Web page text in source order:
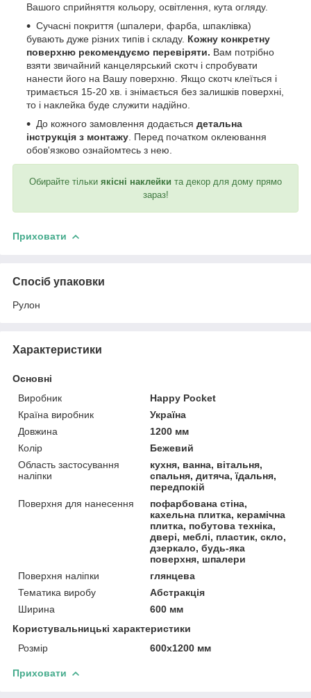
Вашого сприйняття кольору, освітлення, кута огляду.
Сучасні покриття (шпалери, фарба, шпаклівка)
бувають дуже різних типів і складу. Кожну конкретну
поверхню рекомендуємо перевіряти. Вам потрібно
взяти звичайний канцелярський скотч і спробувати
нанести його на Вашу поверхню. Якщо скотч клеїться і
тримається 15-20 хв. і знімається без залишків поверхні,
то і наклейка буде служити надійно.
До кожного замовлення додається детальна
інструкція з монтажу . Перед початком оклеювання
обов'язково ознайомтесь з нею.
Обирайте тільки якісні наклейки та декор для дому прямо
зараз!
Приховати
Спосіб упаковки
Рулон
Характеристики
Основні
Виробник
Happy Pocket
Країна виробник
Україна
Довжина
1200 мм
Колір
Бежевий
Область застосування
наліпки
кухня, ванна, вітальня,
спальня, дитяча, їдальня,
передпокій
Поверхня для нанесення
пофарбована стіна,
кахельна плитка, керамічна
плитка, побутова техніка,
двері, меблі, пластик, скло,
дзеркало, будь-яка
поверхня, шпалери
Поверхня наліпки
глянцева
Тематика виробу
Абстракція
Ширина
600 мм
Користувальницькі характеристики
Розмір
600х1200 мм
Приховати